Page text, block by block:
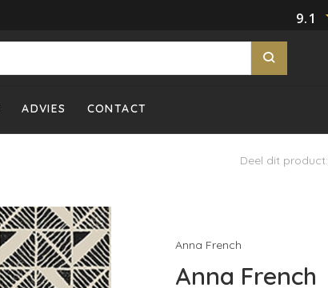
9.1
ADVIES CONTACT
Deel dit product:
Anna French
Anna French